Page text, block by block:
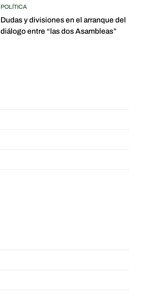
POLÍTICA
Dudas y divisiones en el arranque del
diálogo entre “las dos Asambleas”